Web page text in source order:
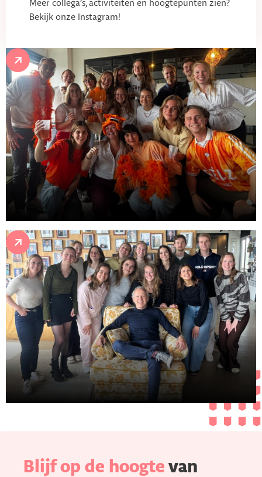
Meer collega’s, activiteiten en hoogtepunten zien?
Bekijk onze Instagram!
Blijf op de hoogte van